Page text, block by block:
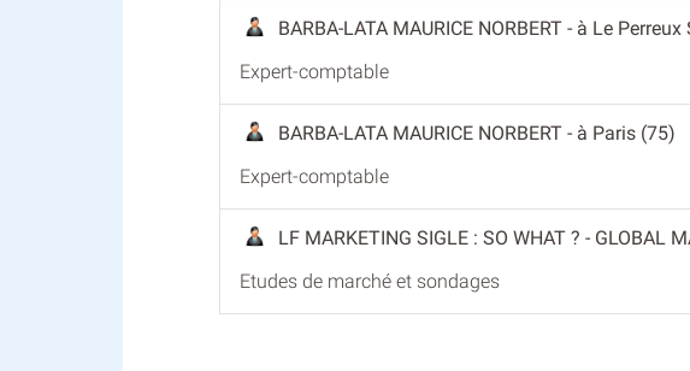
BARBA-LATA MAURICE NORBERT - à Le
Expert-comptable
BARBA-LATA MAURICE NORBERT - à Paris (75)
Expert-comptable
LF MARKETING SIGLE : SO WHAT ? - GLOBAL
Etudes de marché et sondages